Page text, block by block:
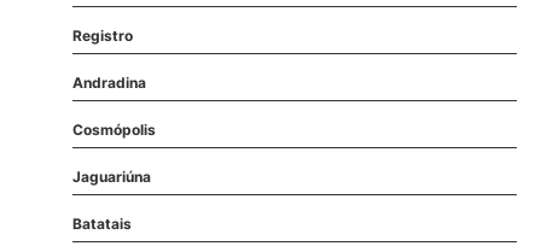
Registro
Andradina
Cosmópolis
Jaguariúna
Batatais